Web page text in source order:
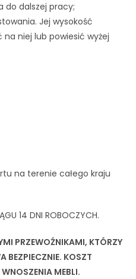
do dalszej pracy;
Jej wysokość
niej lub powiesić wyżej
na terenie całego kraju
14 DNI ROBOCZYCH.
PRZEWOŹNIKAMI, KTÓRZY
BEZPIECZNIE. KOSZT
MEBLI.